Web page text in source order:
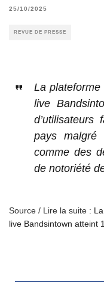
25/10/2025
REVUE DE PRESSE
La
live
pays malgré
comme des
de notoriété
Source / Lire la suite :
live Bandsintown atteint